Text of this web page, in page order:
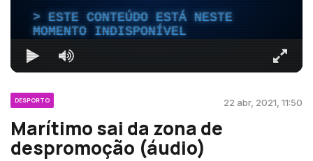
ESTE CONTEÚDO ESTÁ NESTE
MOMENTO INDISPONÍVEL
DESPORTO 22 abr, 2021, 11:50
Marítimo sai da zona de
despromoção (áudio)